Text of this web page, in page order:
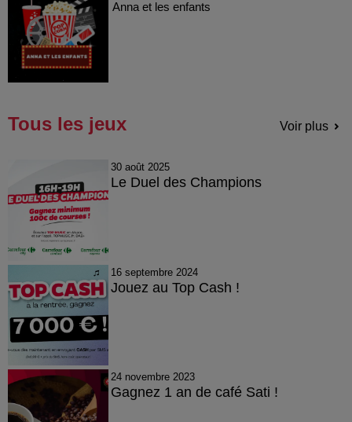
Anna et les enfants
Tous les jeux Voir plus
30 août 2025
Le Duel des Champions
16 septembre 2024
Jouez au Top Cash !
24 novembre 2023
Gagnez 1 an de café Sati !